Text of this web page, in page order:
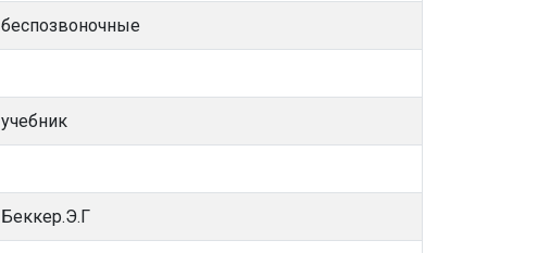
беспозвоночные
учебник
Беккер.Э.Г